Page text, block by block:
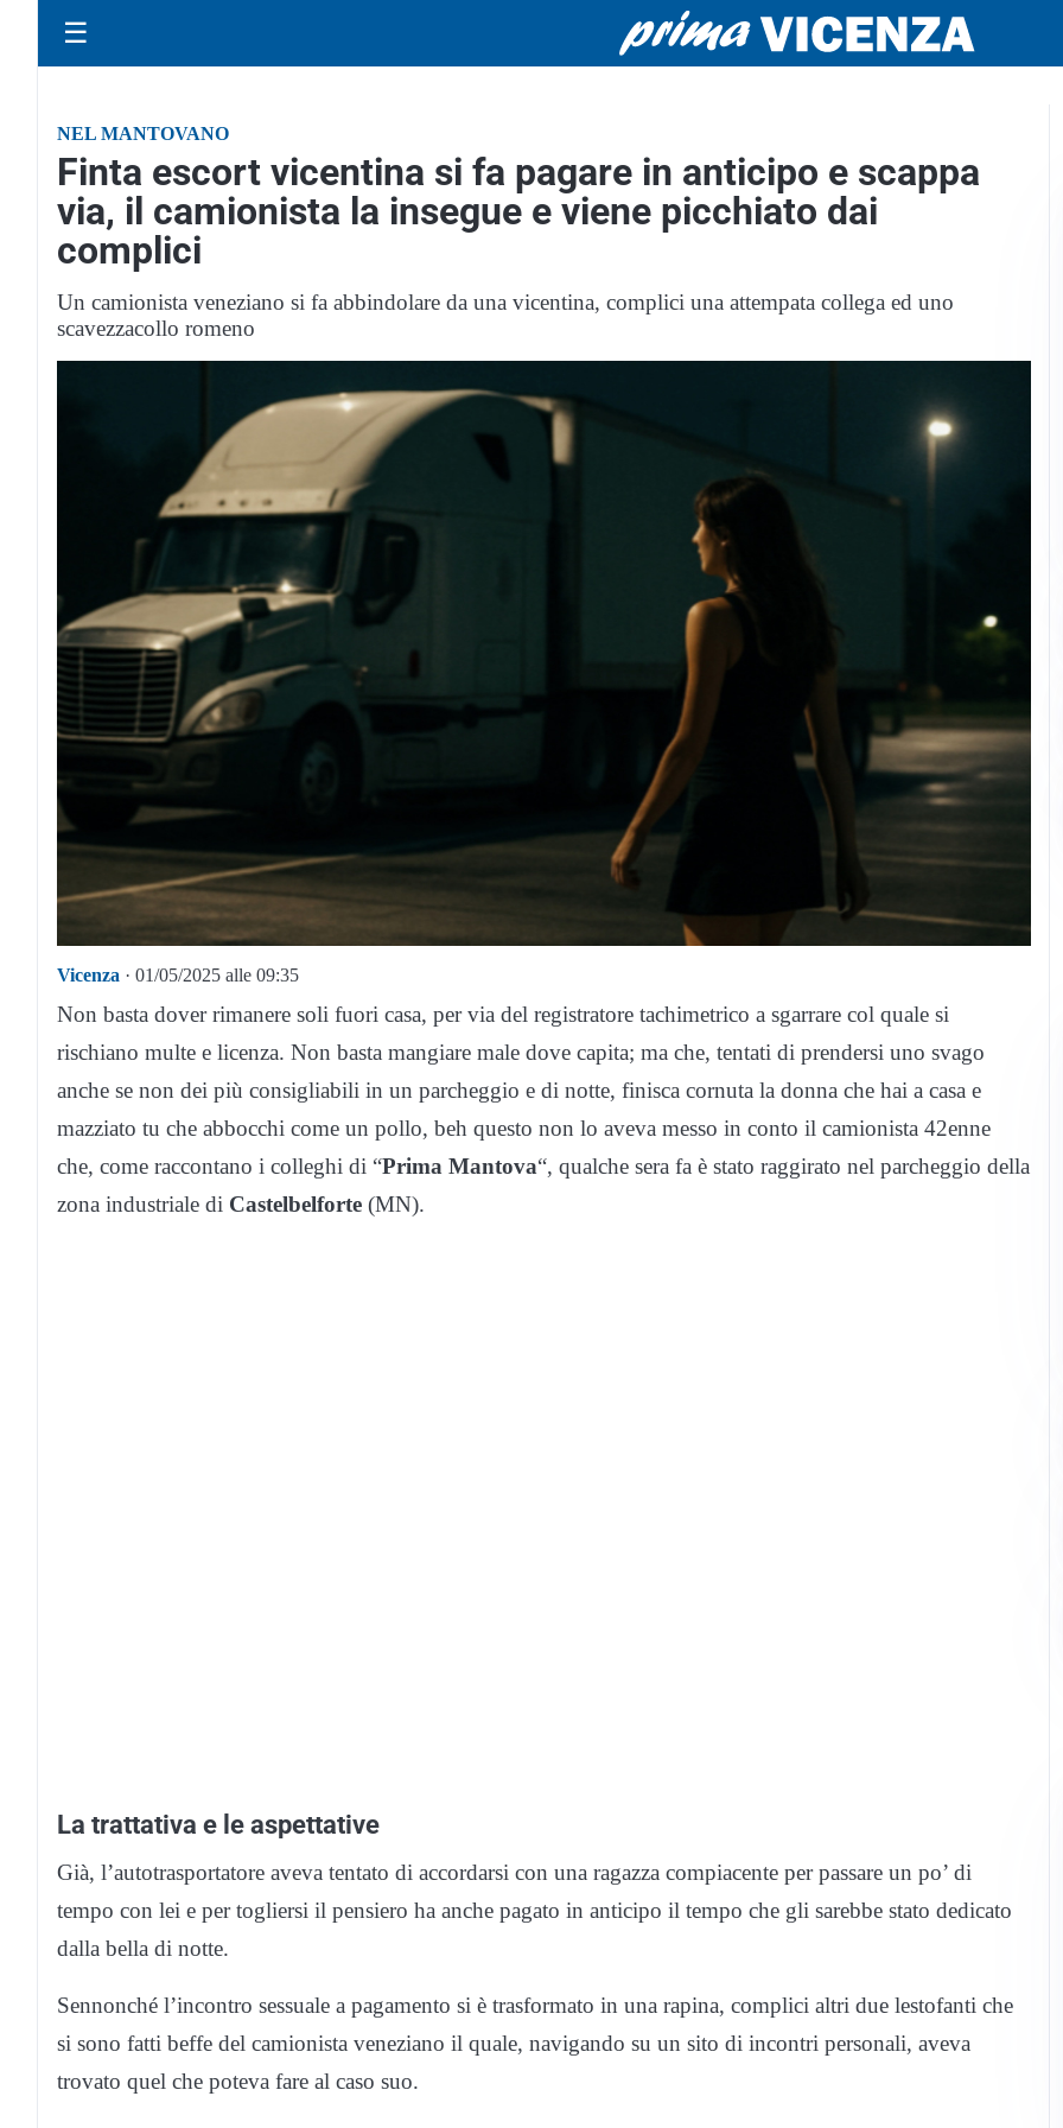
☰
NEL MANTOVANO
Finta escort vicentina si fa pagare in anticipo e scappa
via, il camionista la insegue e viene picchiato dai
complici
Un camionista veneziano si fa abbindolare da una vicentina, complici una attempata collega ed uno
scavezzacollo romeno
Vicenza · 01/05/2025 alle 09:35
Non basta dover rimanere soli fuori casa, per via del registratore tachimetrico a sgarrare col quale si
rischiano multe e licenza. Non basta mangiare male dove capita; ma che, tentati di prendersi uno svago
anche se non dei più consigliabili in un parcheggio e di notte, finisca cornuta la donna che hai a casa e
mazziato tu che abbocchi come un pollo, beh questo non lo aveva messo in conto il camionista 42enne
che, come raccontano i colleghi di “Prima Mantova“, qualche sera fa è stato raggirato nel parcheggio della
zona industriale di Castelbelforte (MN).
La trattativa e le aspettative
Già, l’autotrasportatore aveva tentato di accordarsi con una ragazza compiacente per passare un po’ di
tempo con lei e per togliersi il pensiero ha anche pagato in anticipo il tempo che gli sarebbe stato dedicato
dalla bella di notte.
Sennonché l’incontro sessuale a pagamento si è trasformato in una rapina, complici altri due lestofanti che
si sono fatti beffe del camionista veneziano il quale, navigando su un sito di incontri personali, aveva
trovato quel che poteva fare al caso suo.